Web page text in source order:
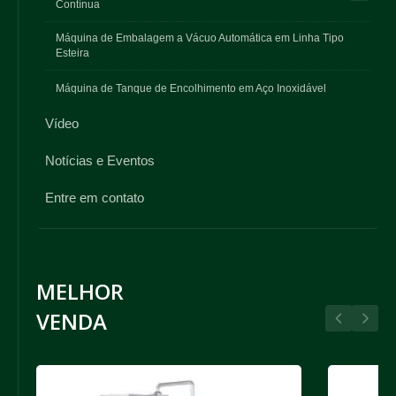
Contínua
Máquina de Embalagem a Vácuo Automática em Linha Tipo
Esteira
Máquina de Tanque de Encolhimento em Aço Inoxidável
Vídeo
Notícias e Eventos
Entre em contato
MELHOR
VENDA